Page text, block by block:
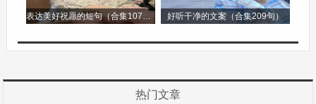
悄悄靠近一只大公鸡，趁它不注意，猛地扑了上
扎。我死死地抱住它的脖子，想要骑在它背上，可
我被它弄得晕头转向，最后一不小心，摔了个四脚
表达美好祝愿的短句（合集107句） 好听干净的文案（合集209句）
热门文章